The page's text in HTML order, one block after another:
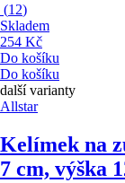
(12)
Skladem
254 Kč
Do košíku
Do košíku
další varianty
Allstar
Kelímek na
7 cm, výška